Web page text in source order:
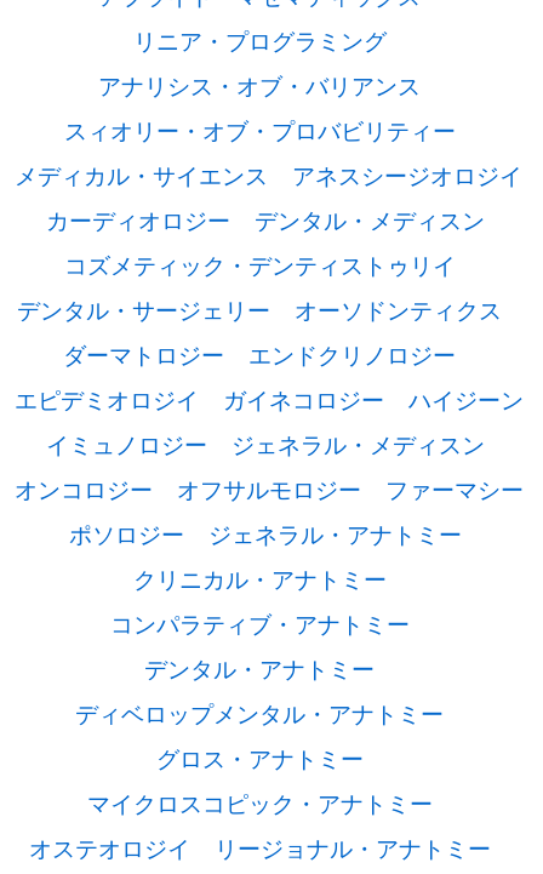
リニア・プログラミング
アナリシス・オブ・バリアンス
スィオリー・オブ・プロバビリティー
メディカル・サイエンス
アネスシージオロジイ
カーディオロジー
デンタル・メディスン
コズメティック・デンティストゥリイ
デンタル・サージェリー
オーソドンティクス
ダーマトロジー
エンドクリノロジー
エピデミオロジイ
ガイネコロジー
ハイジーン
イミュノロジー
ジェネラル・メディスン
オンコロジー
オフサルモロジー
ファーマシー
ポソロジー
ジェネラル・アナトミー
クリニカル・アナトミー
コンパラティブ・アナトミー
デンタル・アナトミー
ディベロップメンタル・アナトミー
グロス・アナトミー
マイクロスコピック・アナトミー
オステオロジイ
リージョナル・アナトミー